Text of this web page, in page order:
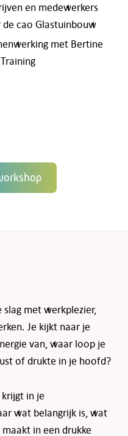
en medewerkers
cao Glastuinbouw
met Bertine
met werkplezier,
Je kijkt naar je
van, waar loop je
of drukte in je hoofd?
in je
wat belangrijk is, wat
in een drukke